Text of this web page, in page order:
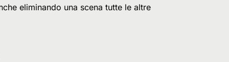
eliminando una scena tutte le altre